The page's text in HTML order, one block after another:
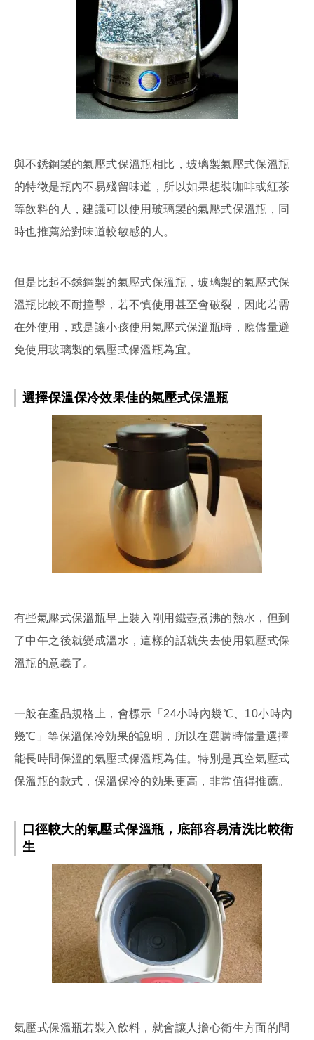
與不銹鋼製的氣壓式保溫瓶相比，玻璃製氣壓式保溫瓶
的特徵是瓶內不易殘留味道，所以如果想裝咖啡或紅茶
等飲料的人，建議可以使用玻璃製的氣壓式保溫瓶，同
時也推薦給對味道較敏感的人。
但是比起不銹鋼製的氣壓式保溫瓶，玻璃製的氣壓式保
溫瓶比較不耐撞擊，若不慎使用甚至會破裂，因此若需
在外使用，或是讓小孩使用氣壓式保溫瓶時，應儘量避
免使用玻璃製的氣壓式保溫瓶為宜。
選擇保溫保冷效果佳的氣壓式保溫瓶
有些氣壓式保溫瓶早上裝入剛用鐵壺煮沸的熱水，但到
了中午之後就變成溫水，這樣的話就失去使用氣壓式保
溫瓶的意義了。
一般在產品規格上，會標示「24小時內幾℃、10小時內
幾℃」等保溫保冷効果的說明，所以在選購時儘量選擇
能長時間保溫的氣壓式保溫瓶為佳。特別是真空氣壓式
保溫瓶的款式，保溫保冷的効果更高，非常值得推薦。
口徑較大的氣壓式保溫瓶，底部容易清洗比較衛
生
氣壓式保溫瓶若裝入飲料，就會讓人擔心衛生方面的問